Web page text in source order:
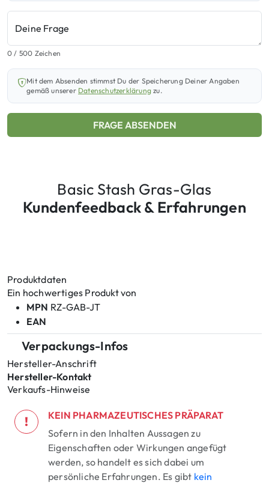
Deine Frage
0 / 500 Zeichen
Mit dem Absenden stimmst Du der Speicherung Deiner Angaben
gemäß unserer Datenschutzerklärung zu.
FRAGE ABSENDEN
Basic Stash Gras-Glas
Kundenfeedback & Erfahrungen
Produktdaten
Ein hochwertiges Produkt von
MPN RZ-GAB-JT
EAN
Verpackungs-Infos
Hersteller-Anschrift
Hersteller-Kontakt
Verkaufs-Hinweise
!
KEIN PHARMAZEUTISCHES PRÄPARAT
Sofern in den Inhalten Aussagen zu
Eigenschaften oder Wirkungen angefügt
werden, so handelt es sich dabei um
persönliche Erfahrungen. Es gibt kein